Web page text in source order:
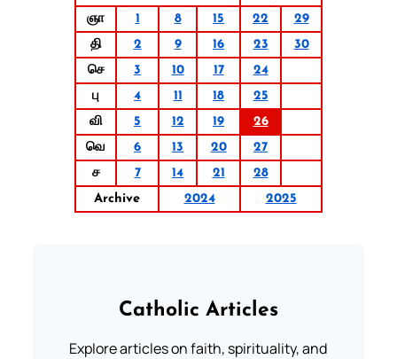
ஞா
1 8 15 22
29
தி
2 9 16 23
30
செ
3 10 17
24
பு
4 11 18
25
வி
5 12 19
26
வெ
6 13 20
27
ச
7 14 21
28
Archive
2024 2025
Catholic Articles
Explore articles on faith, spirituality, and